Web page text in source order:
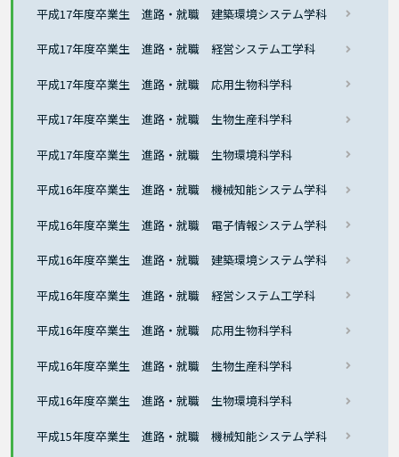
平成17年度卒業生 進路・就職 建築環境システム学科
平成17年度卒業生 進路・就職 経営システム工学科
平成17年度卒業生 進路・就職 応用生物科学科
平成17年度卒業生 進路・就職 生物生産科学科
平成17年度卒業生 進路・就職 生物環境科学科
平成16年度卒業生 進路・就職 機械知能システム学科
平成16年度卒業生 進路・就職 電子情報システム学科
平成16年度卒業生 進路・就職 建築環境システム学科
平成16年度卒業生 進路・就職 経営システム工学科
平成16年度卒業生 進路・就職 応用生物科学科
平成16年度卒業生 進路・就職 生物生産科学科
平成16年度卒業生 進路・就職 生物環境科学科
平成15年度卒業生 進路・就職 機械知能システム学科